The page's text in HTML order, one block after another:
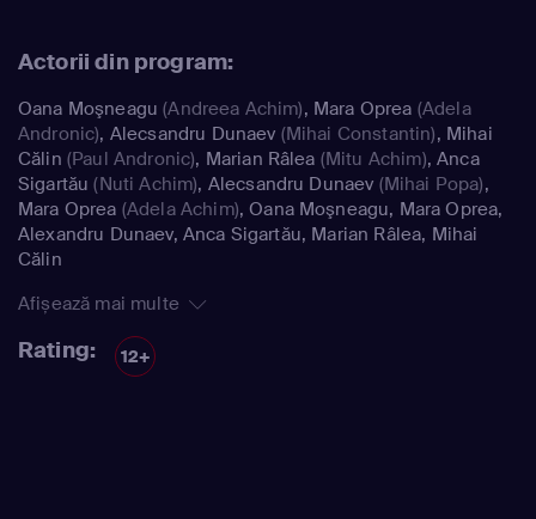
Actorii din program:
Oana Moşneagu (Andreea Achim), Mara Oprea (Adela
Andronic), Alecsandru Dunaev (Mihai Constantin), Mihai
Călin (Paul Andronic), Marian Râlea (Mitu Achim),Anca
Sigartău (Nuti Achim), Alecsandru Dunaev (Mihai Popa),
Mara Oprea (Adela Achim),Oana Moşneagu, Mara Oprea,
Alexandru Dunaev, Anca Sigartău, Marian Râlea, Mihai
Călin
Afișează mai multe
Rating: 12+